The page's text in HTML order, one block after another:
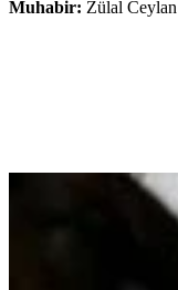
Muhabir: Zülal Ceylan